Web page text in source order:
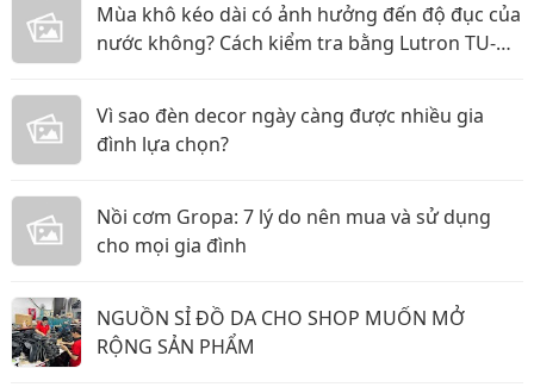
Mùa khô kéo dài có ảnh hưởng đến độ đục của
nước không? Cách kiểm tra bằng Lutron TU-
Vì sao đèn decor ngày càng được nhiều gia
đình lựa chọn?
Nồi cơm Gropa: 7 lý do nên mua và sử dụng
cho mọi gia đình
NGUỒN SỈ ĐỒ DA CHO SHOP MUỐN MỞ
RỘNG SẢN PHẨM